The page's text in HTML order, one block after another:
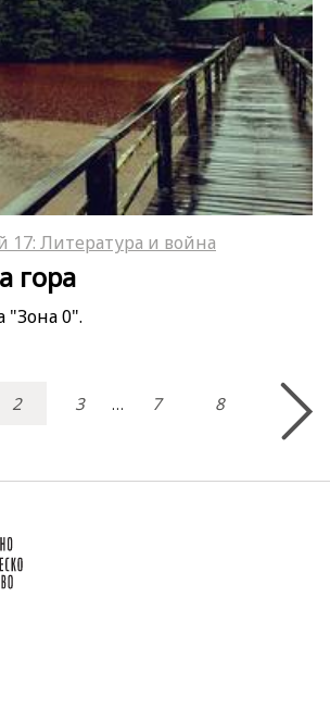
17: Литература и война
гора
"Зона 0".
2 3 … 7 8